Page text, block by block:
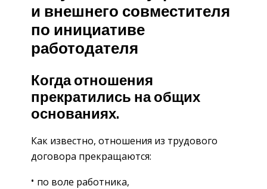
и внешнего совместителя
по инициативе
работодателя
Когда отношения
прекратились на общих
основаниях.
Как известно, отношения из трудового
договора прекращаются:
по воле работника,